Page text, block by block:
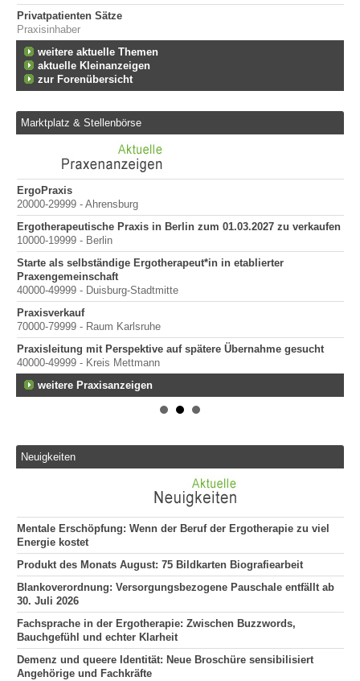
Privatpatienten Sätze
Praxisinhaber
weitere aktuelle Themen
aktuelle Kleinanzeigen
zur Forenübersicht
Marktplatz & Stellenbörse
ErgoPraxis
20000-29999 - Ahrensburg
Ergotherapeutische Praxis in Berlin zum 01.03.2027 zu verkaufen
10000-19999 - Berlin
Starte als selbständige Ergotherapeut*in in etablierter
Praxengemeinschaft
40000-49999 - Duisburg-Stadtmitte
Praxisverkauf
70000-79999 - Raum Karlsruhe
Praxisleitung mit Perspektive auf spätere Übernahme gesucht
40000-49999 - Kreis Mettmann
weitere Praxisanzeigen
Neuigkeiten
Mentale Erschöpfung: Wenn der Beruf der Ergotherapie zu viel
Energie kostet
Produkt des Monats August: 75 Bildkarten Biografiearbeit
Blankoverordnung: Versorgungsbezogene Pauschale entfällt ab
30. Juli 2026
Fachsprache in der Ergotherapie: Zwischen Buzzwords,
Bauchgefühl und echter Klarheit
Demenz und queere Identität: Neue Broschüre sensibilisiert
Angehörige und Fachkräfte